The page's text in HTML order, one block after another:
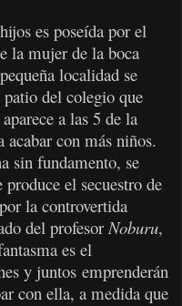
es poseída por el
la mujer de la boca
localidad se
del colegio que
a las 5 de la
acabar con más niños.
sin fundamento, se
el secuestro de
la controvertida
del profesor Noburu,
es el
y juntos emprenderán
con ella, a medida que